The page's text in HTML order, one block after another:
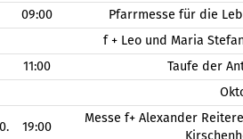
09:00
Pfarrmesse für die
f + Leo und Maria
11:00
Taufe der
19:00
Messe f+ Alexander